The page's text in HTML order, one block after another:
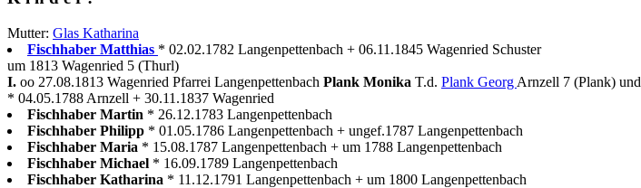
Mutter: Glas Katharina
Fischhaber Matthias * 02.02.1782 Langenpettenbach + 06.11.1845 Wagenried Schuster
um 1813 Wagenried 5 (Thurl)
I. oo 27.08.1813 Wagenried Pfarrei Langenpettenbach Plank Monika T.d. Plank Georg Arnzell 7 (Plank) und
* 04.05.1788 Arnzell + 30.11.1837 Wagenried
Fischhaber Martin * 26.12.1783 Langenpettenbach
Fischhaber Philipp * 01.05.1786 Langenpettenbach + ungef.1787 Langenpettenbach
Fischhaber Maria * 15.08.1787 Langenpettenbach + um 1788 Langenpettenbach
Fischhaber Michael * 16.09.1789 Langenpettenbach
Fischhaber Katharina * 11.12.1791 Langenpettenbach + um 1800 Langenpettenbach